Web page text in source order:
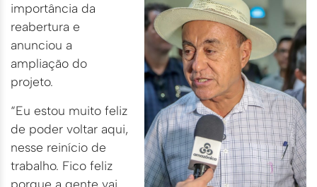
importância da
reabertura e
anunciou a
ampliação do
projeto.
“Eu estou muito feliz
de poder voltar aqui,
nesse reinício de
trabalho. Fico feliz
porque a gente vai